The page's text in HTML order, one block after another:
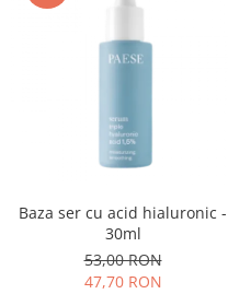
Baza ser cu acid hialuronic -
30ml
53,00 RON
47,70 RON